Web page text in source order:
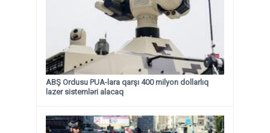
ABŞ Ordusu PUA-lara qarşı 400 milyon dollarlıq
lazer sistemləri alacaq